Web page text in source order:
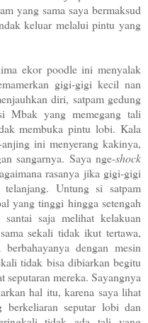
yang sama saya bermaksud
keluar melalui pintu yang
ekor poodle ini menyalak
gigi-gigi kecil nan
diri, satpam gedung
Mbak yang memegang tali
membuka pintu lobi. Kala
ini menyerang kakinya,
sangarnya. Saya nge-shock
rasanya jika gigi-gigi
Untung si satpam
yang tinggi hingga setengah
saja melihat kelakuan
sekali tidak ikut tertawa,
dengan mesin
tidak bisa dibiarkan begitu
mereka. Sayangnya
hal itu, karena saya lihat
berkeliaran seputar lobi dan